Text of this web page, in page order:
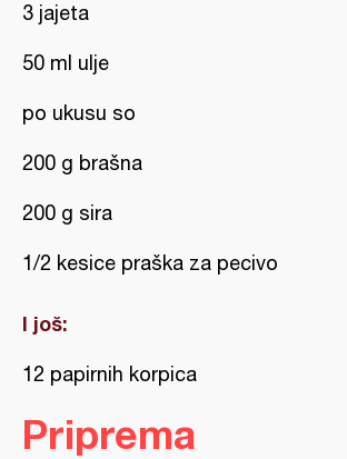
3 jajeta
50 ml ulje
po ukusu so
200 g brašna
200 g sira
1/2 kesice praška za pecivo
I još:
12 papirnih korpica
Priprema